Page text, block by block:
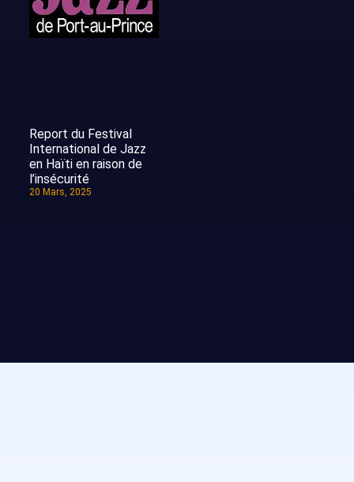
Report du Festival
International de Jazz
en Haïti en raison de
l’insécurité
20 Mars, 2025